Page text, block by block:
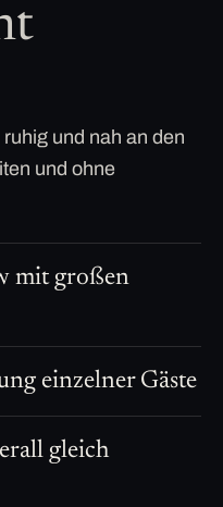
und nah an den
und ohne
mit großen
einzelner Gäste
gleich